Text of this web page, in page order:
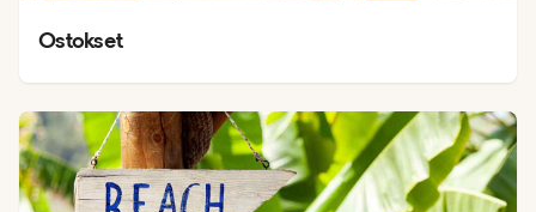
Ostokset